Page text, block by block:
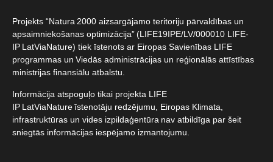
Projekts “Natura 2000 aizsargājamo teritoriju pārvaldības un
apsaimniekošanas optimizācija” (LIFE19IPE/LV/000010 LIFE-
IP LatViaNature) tiek īstenots ar Eiropas Savienības LIFE
programmas un Viedās administrācijas un reģionālās attīstības
ministrijas finansiālu atbalstu.​
Informācija atspoguļo tikai projekta LIFE
IP LatViaNature īstenotāju redzējumu, Eiropas Klimata,
infrastruktūras un vides izpildaģentūra nav atbildīga par šeit
sniegtās informācijas iespējamo izmantojumu.​